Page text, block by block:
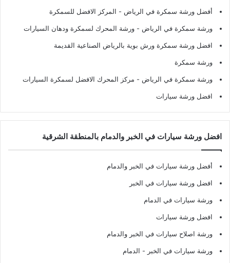
أفضل ورشة سمكرة في الرياض - المركز الافضل للسمكرة
ورشة سمكرة في الرياض - ورشة المحرك لسمكرة ودهان السيارات
افضل ورشة سمكرة ورش بوية بالرياض الصناعية القديمة
ورشة سمكرة
ورشة سمكرة في الرياض - مركز المحرك الافضل لسمكرة السيارات
افضل ورشة سيارات
افضل ورشة سيارات في الخبر والدمام بالمنطقة الشرقية
أفضل ورشة سيارات في الخبر والدمام
افضل ورشة سيارات في الخبر
ورشة سيارات في الدمام
افضل ورشة سيارات
ورشة اصلاح سيارات في الخبر والدمام
ورشة سيارات في الخبر - الدمام